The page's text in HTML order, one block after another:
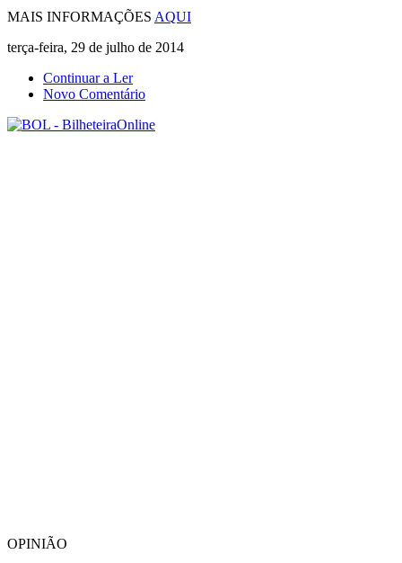
MAIS INFORMAÇÕES AQUI
terça-feira, 29 de julho de 2014
Continuar a Ler
Novo Comentário
OPINIÃO